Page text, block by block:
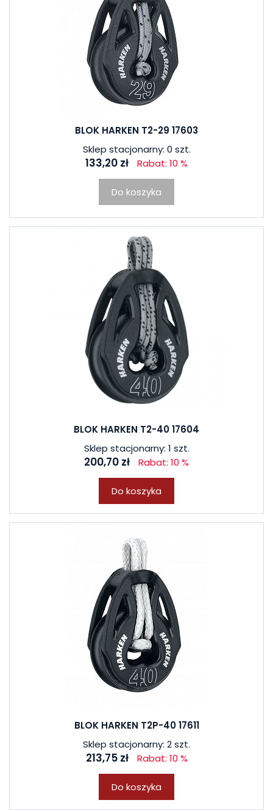
BLOK HARKEN T2-29 17603
Sklep stacjonarny: 0 szt.
133,20 zł Rabat: 10 %
Do koszyka
BLOK HARKEN T2-40 17604
Sklep stacjonarny: 1 szt.
200,70 zł Rabat: 10 %
Do koszyka
BLOK HARKEN T2P-40 17611
Sklep stacjonarny: 2 szt.
213,75 zł Rabat: 10 %
Do koszyka